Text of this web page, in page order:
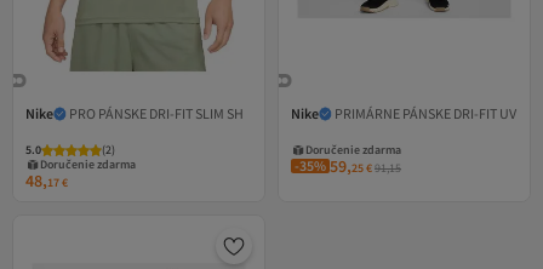
Nike PRO PÁNSKE DRI-FIT SLIM SH
5.0 (2)
Doručenie zdarma
48,17€
Nike PRIMÁRNE PÁNSKE DRI-FIT UV
Doručenie zdarma
-35% 59,25€91,15